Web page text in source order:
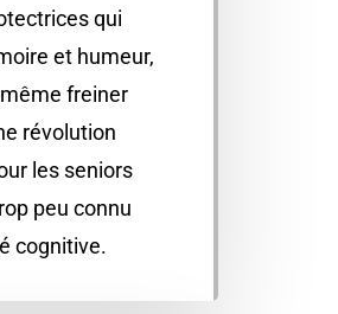
qui
et humeur,
freiner
révolution
les seniors
peu connu
cognitive.